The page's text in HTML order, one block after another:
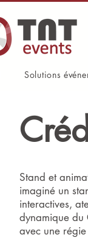
Stand et
imaginé un
interactives,
dynamique du
avec une
Solutions